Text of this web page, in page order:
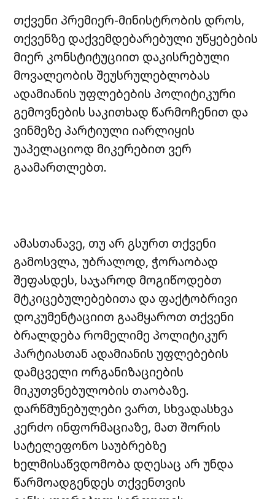
თქვენი პრემიერ-მინისტრობის დროს,
თქვენზე დაქვემდებარებული უწყებების
მიერ კონსტიტუციით დაკისრებული
მოვალეობის შეუსრულებლობას
ადამიანის უფლებების პოლიტიკური
გემოვნების საკითხად წარმოჩენით და
ვინმეზე პარტიული იარლიყის
უაპელაციოდ მიკერებით ვერ
გაამართლებთ.
ამასთანავე, თუ არ გსურთ თქვენი
გამოსვლა, უბრალოდ, ჭორაობად
შეფასდეს, საჯაროდ მოგიწოდებთ
მტკიცებულებებითა და ფაქტობრივი
დოკუმენტაციით გაამყაროთ თქვენი
ბრალდება რომელიმე პოლიტიკურ
პარტიასთან ადამიანის უფლებების
დამცველი ორგანიზაციების
მიკუთვნებულობის თაობაზე.
დარწმუნებულები ვართ, სხვადასხვა
კერძო ინფორმაციაზე, მათ შორის
სატელეფონო საუბრებზე
ხელმისაწვდომობა დღესაც არ უნდა
წარმოადგენდეს თქვენთვის